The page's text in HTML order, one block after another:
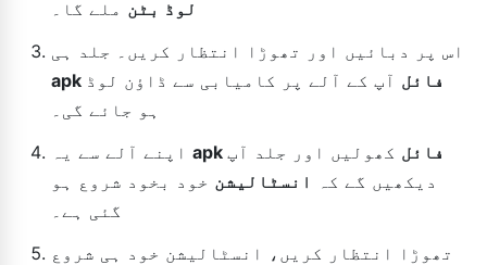
لوڈ بٹن ملے گا۔
اس پر دبائیں اور تھوڑا انتظار کریں۔ جلد ہی
apk فائل آپ کے آلے پر کامیابی سے ڈاؤن لوڈ
ہو جائے گی۔
apk فائل کھولیں اور جلد آپ
دیکھیں گے کہ
انسٹالیشن خود بخود شروع ہو
گئی ہے۔
تھوڑا انتظار کریں، انسٹالیشن خود ہی شروع